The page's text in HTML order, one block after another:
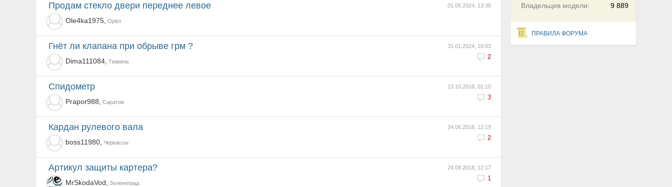
9 889
Владельцев модели:
ПРАВИЛА ФОРУМА
01.05.2024, 13:38
Продам стекло двери переднее левое
Ole4ka1975, Орёл
31.01.2024, 16:03
2
Гнёт ли клапана при обрыве грм ?
Dima111084, Тюмень
13.10.2018, 01:10
3
Спидометр
Prapor988, Саратов
24.08.2018, 12:19
2
Кардан рулевого вала
boss11980, Черкассы
24.08.2018, 12:17
1
Артикул защиты картера?
MrSkodaVod, Зеленоград